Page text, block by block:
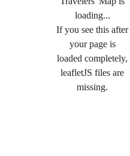
loading...
If you see this after
your page is
loaded completely,
leafletJS files are
missing.